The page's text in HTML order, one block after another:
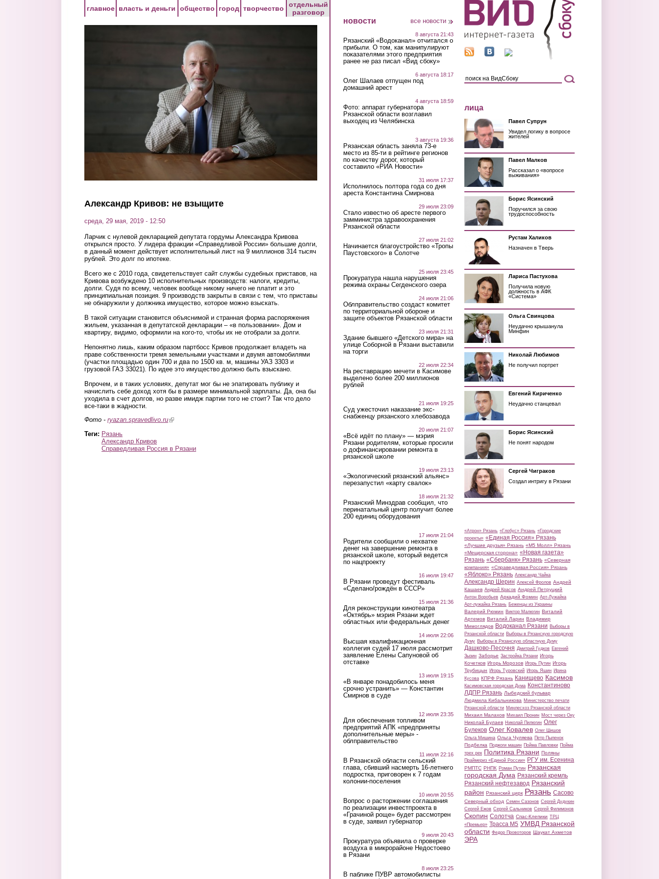
главное власть и деньги общество город творчество
отдельный
разговор
Александр Кривов: не взыщите
среда, 29 мая, 2019 - 12:50
Ларчик с нулевой декларацией депутата гордумы Александра Кривова
открылся просто. У лидера фракции «Справедливой России» большие долги,
в данный момент действует исполнительный лист на 9 миллионов 314 тысяч
рублей. Это долг по ипотеке.
Всего же с 2010 года, свидетельствует сайт службы судебных приставов, на
Кривова возбуждено 10 исполнительных производств: налоги, кредиты,
долги. Судя по всему, человек вообще никому ничего не платит и это
принципиальная позиция. 9 производств закрыты в связи с тем, что приставы
не обнаружили у должника имущество, которое можно взыскать.
В такой ситуации становится объяснимой и странная форма распоряжения
жильем, указанная в депутатской декларации – «в пользовании». Дом и
квартиру, видимо, оформили на кого-то, чтобы их не отобрали за долги.
Непонятно лишь, каким образом партбосс Кривов продолжает владеть на
праве собственности тремя земельными участками и двумя автомобилями
(участки площадью один 700 и два по 1500 кв. м, машины УАЗ 3303 и
грузовой ГАЗ 33021). По идее это имущество должно быть взыскано.
Впрочем, и в таких условиях, депутат мог бы не эпатировать публику и
начислить себе доход хотя бы в размере минимальной зарплаты. Да, она бы
уходила в счет долгов, но разве имидж партии того не стоит? Так что дело
все-таки в жадности.
Фото - ryazan.spravedlivo.ru(link is external)
Теги: Рязань
Александр Кривов
Справедливая Россия в Рязани
новости все новости
8 августа 21:43
Рязанский «Водоканал» отчитался о
прибыли. О том, как манипулируют
показателями этого предприятия
ранее не раз писал «Вид сбоку»
6 августа 18:17
Олег Шалаев отпущен под
домашний арест
4 августа 18:59
Фото: аппарат губернатора
Рязанской области возглавил
выходец из Челябинска
3 августа 19:36
Рязанская область заняла 73-е
место из 85-ти в рейтинге регионов
по качеству дорог, который
составило «РИА Новости»
31 июля 17:37
Исполнилось полтора года со дня
ареста Константина Смирнова
29 июля 23:09
Стало известно об аресте первого
замминистра здравоохранения
Рязанской области
27 июля 21:02
Начинается благоустройство «Тропы
Паустовского» в Солотче
25 июля 23:45
Прокуратура нашла нарушения
режима охраны Сегденского озера
24 июля 21:06
Облправительство создаст комитет
по территориальной обороне и
защите объектов Рязанской области
23 июля 21:31
Здание бывшего «Детского мира» на
улице Соборной в Рязани выставили
на торги
22 июля 22:34
На реставрацию мечети в Касимове
выделено более 200 миллионов
рублей
21 июля 19:25
Суд ужесточил наказание экс-
снабженцу рязанского хлебозавода
20 июля 21:07
«Всё идёт по плану» — мэрия
Рязани родителям, которые просили
о дофинансировании ремонта в
рязанской школе
19 июля 23:13
«Экологический рязанский альянс»
перезапустил «карту свалок»
18 июля 21:32
Рязанский Минздрав сообщил, что
перинатальный центр получит более
200 единиц оборудования
17 июля 21:04
Родители сообщили о нехватке
денег на завершение ремонта в
рязанской школе, который ведется
по нацпроекту
16 июля 19:47
В Рязани проведут фестиваль
«Сделано/рождён в СССР»
15 июля 21:36
Для реконструкции кинотеатра
«Октябрь» мэрия Рязани ждет
областных или федеральных денег
14 июля 22:06
Высшая квалификационная
коллегия судей 17 июля рассмотрит
заявление Елены Сапуновой об
отставке
13 июля 19:15
«В январе понадобилось меня
срочно устранить» — Константин
Смирнов в суде
12 июля 23:35
Для обеспечения топливом
предприятий АПК «предприняты
дополнительные меры» -
облправительство
11 июля 22:16
В Рязанской области сельский
глава, сбивший насмерть 16-летнего
подростка, приговорен к 7 годам
колонии-поселения
10 июля 20:55
Вопрос о расторжении соглашения
по реализации инвестпроекта в
«Грачиной роще» будет рассмотрен
в суде, заявил губернатор
9 июля 20:43
Прокуратура объявила о проверке
воздуха в микрорайоне Недостоево
в Рязани
8 июля 23:25
В паблике ПУВР автомобилисты
лица
Павел Супрун
Увидел логику в вопросе
жителей
Павел Малков
Рассказал о «вопросе
выживания»
Борис Ясинский
Поручился за свою
трудоспособность
Рустам Халиков
Назначен в Тверь
Лариса Пастухова
Получила новую
должность в АФК
«Система»
Ольга Свинцова
Неудачно крышанула
Минфин
Николай Любимов
Не получил портрет
Евгений Кириченко
Неудачно станцевал
Борис Ясинский
Не понят народом
Сергей Чиграков
Создал интригу в Рязани
«Атрон» Рязань «Глобус» Рязань «Городские
проекты» «Единая Россия» Рязань
«Лучшие друзья» Рязань «М5 Молл» Рязань
«Мещерская сторона» «Новая газета»
Рязань «Сбербанк» Рязань «Северная
компания» «Справедливая Россия» Рязань
«Яблоко» Рязань Александр Чайка
Александр Шерин Алексей Фролов Андрей
Кашаев Андрей Красов Андрей Петруцкий
Антон Воробьев Аркадий Фомин Арт-Лужайка
Арт-лужайка Рязань Беженцы из Украины
Валерий Рюмин Виктор Малюгин Виталий
Артемов Виталий Ларин Владимир
Мимоглядов Водоканал Рязани Выборы в
Рязанской области Выборы в Рязанскую городскую
Думу Выборы в Рязанскую областную Думу
Дашково-Песочня Дмитрий Гудков Евгений
Зызин Заборье Застройка Рязани Игорь
Кочетков Игорь Морозов Игорь Путин Игорь
Трубицын Игорь Туровский Игорь Яшин Ирина
Кусова КПРФ Рязань Канищево Касимов
Касимовская городская Дума Константиново
ЛДПР Рязань Лыбедский бульвар
Людмила Кибальникова Министерство печати
Рязанской области Минлесхоз Рязанской области
Михаил Малахов Михаил Пронин Мост через Оку
Николай Булаев Николай Пилюгин Олег
Булеков Олег Ковалев Олег Шишов
Ольга Мишина Ольга Чуляева Петр Пыленок
Подбелка Поджоги машин Пойма Павловки Пойма
трех рек Политика Рязани Поляны
Праймериз «Единой России» РГУ им. Есенина
РМПТС РНПК Роман Путин Рязанская
городская Дума Рязанский кремль
Рязанский нефтезавод Рязанский
район Рязанский цирк Рязань Сасово
Северный обход Семен Сазонов Сергей Дудукин
Сергей Ежов Сергей Сальников Сергей Филимонов
Скопин Солотча Спас-Клепики ТРЦ
«Премьер» Трасса М5 УМВД Рязанской
области Федор Провоторов Шаукат Ахметов
ЭРА